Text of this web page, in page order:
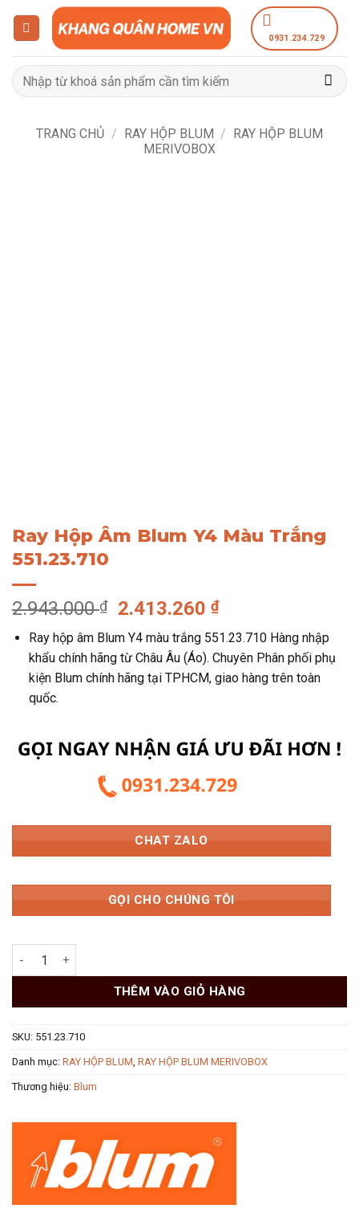
dung
0931.234.729
Tìm
kiếm:
TRANG CHỦ / RAY HỘP BLUM / RAY HỘP BLUM
MERIVOBOX
Ray Hộp Âm Blum Y4 Màu Trắng
551.23.710
2.943.000₫
Giá
gốc
là:
2.943.000 ₫.
2.413.260₫Giá
hiện
tại
là:
2.413.260 ₫.
Ray hộp âm Blum Y4 màu trắng 551.23.710 Hàng nhập
khẩu chính hãng từ Châu Âu (Áo). Chuyên Phân phối phụ
kiện Blum chính hãng tại TPHCM, giao hàng trên toàn
quốc.
CHAT ZALO
GỌI CHO CHÚNG TÔI
Ray Hộp Âm Blum Y4 Màu Trắng 551.23.710 số lượng
THÊM VÀO GIỎ HÀNG
SKU: 551.23.710
Danh mục: RAY HỘP BLUM, RAY HỘP BLUM MERIVOBOX
Thương hiệu: Blum